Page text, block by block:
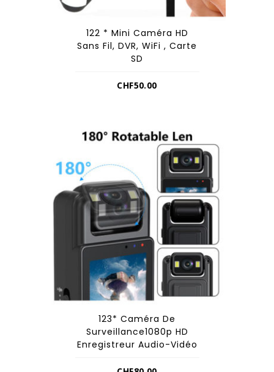
122 * Mini Caméra HD
Sans Fil, DVR, WiFi , Carte
SD
CHF50.00
123* Caméra De
Surveillance1080p HD
Enregistreur Audio-Vidéo